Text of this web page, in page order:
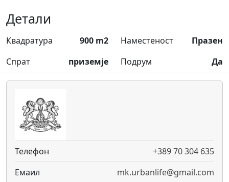
Детали
Квадратура 900 m2 Наместеност
Празен
Спрат
приземје Подрум Да
Телефон
+389 70 304 635
Емаил
mk.urbanlife@gmail.com